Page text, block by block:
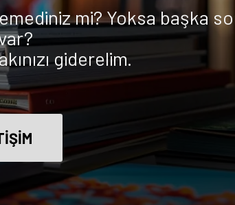
mi? Yoksa başka
giderelim.